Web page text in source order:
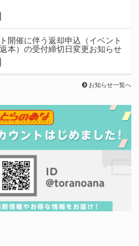
開催に伴う返却申込（イベント
本）の受付締切日変更お知らせ
お知らせ一覧へ